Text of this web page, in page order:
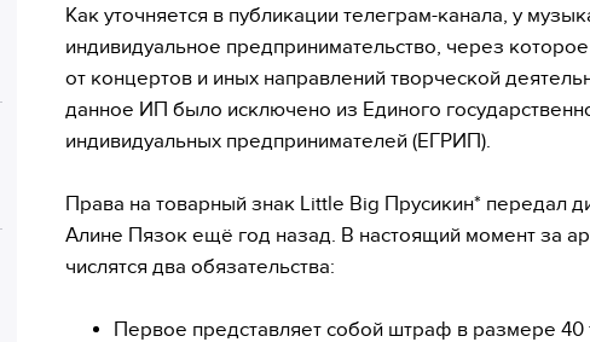
Как уточняется в публикации телеграм-канала, у
индивидуальное предпринимательство, через которое
от концертов и иных направлений творческой
данное ИП было исключено из Единого
индивидуальных предпринимателей (ЕГРИП).
Права на товарный знак Little Big Прусикин* передал
Алине Пязок ещё год назад. В настоящий момент за
числятся два обязательства:
Первое представляет собой штраф в размере 40